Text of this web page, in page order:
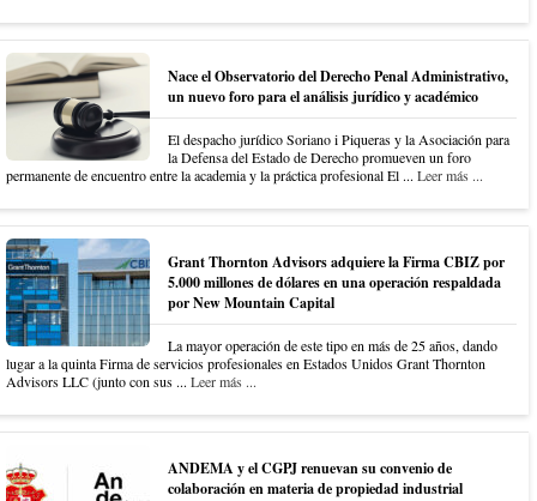
Nace el Observatorio del Derecho Penal Administrativo,
un nuevo foro para el análisis jurídico y académico
El despacho jurídico Soriano i Piqueras y la Asociación para
la Defensa del Estado de Derecho promueven un foro
permanente de encuentro entre la academia y la práctica profesional El ... Leer más ...
Grant Thornton Advisors adquiere la Firma CBIZ por
5.000 millones de dólares en una operación respaldada
por New Mountain Capital
La mayor operación de este tipo en más de 25 años, dando
lugar a la quinta Firma de servicios profesionales en Estados Unidos Grant Thornton
Advisors LLC (junto con sus ... Leer más ...
ANDEMA y el CGPJ renuevan su convenio de
colaboración en materia de propiedad industrial